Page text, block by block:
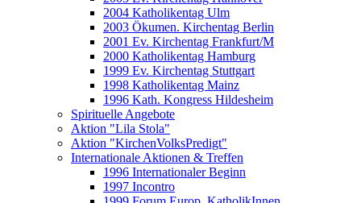
2004 Katholikentag Ulm
2003 Ökumen. Kirchentag Berlin
2001 Ev. Kirchentag Frankfurt/M
2000 Katholikentag Hamburg
1999 Ev. Kirchentag Stuttgart
1998 Katholikentag Mainz
1996 Kath. Kongress Hildesheim
Spirituelle Angebote
Aktion "Lila Stola"
Aktion "KirchenVolksPredigt"
Internationale Aktionen & Treffen
1996 Internationaler Beginn
1997 Incontro